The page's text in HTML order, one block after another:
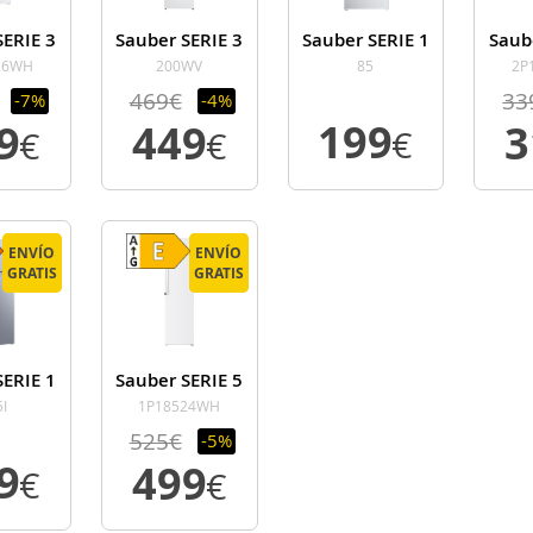
3
-7%
€
Sauber SERIE 3
200WV
VER
DETALLE
469€ -4%
449€
Sauber SERIE 1
85
199€
ENVÍO
GRATIS
ENVÍO
GRATIS
1
€
ENVÍO
GRATIS
ENVÍO
GRATIS
Sauber SERIE 5
1P18524WH
525€ -5%
499€